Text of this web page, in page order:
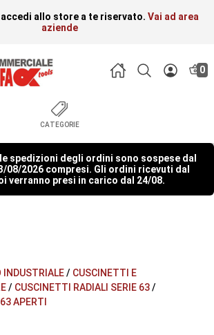
accedi allo store a te riservato. Vai ad area
aziende
0
CATEGORIE
spedizioni degli ordini sono sospese dal
08/2026 compresi. Gli ordini ricevuti dal
verranno presi in carico dal 24/08.
INDUSTRIALE/ CUSCINETTI E
/ CUSCINETTI RADIALI SERIE 63/
APERTI